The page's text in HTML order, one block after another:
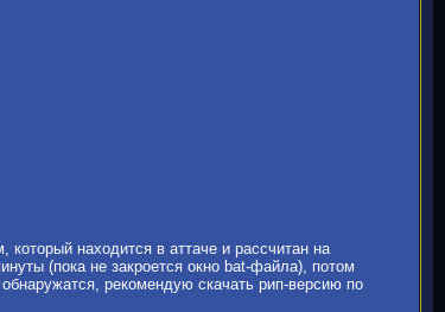
который находится в аттаче и рассчитан на
(пока не закроется окно bat-файла), потом
рекомендую скачать рип-версию по